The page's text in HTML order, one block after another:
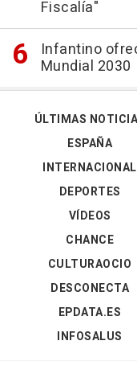
Fiscalía"
Infantino
Mundial 2030
ÚLTIMAS
ESPAÑA
INTERNACIONAL
DEPORTES
VÍDEOS
CHANCE
CULTURAOCIO
DESCONECTA
EPDATA.ES
INFOSALUS